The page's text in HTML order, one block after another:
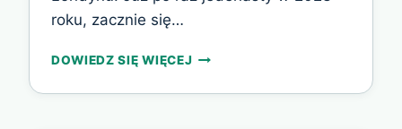
roku, zacznie się…
DOWIEDZ SIĘ WIĘCEJMAGICZNE
LONDYŃSKIEGO